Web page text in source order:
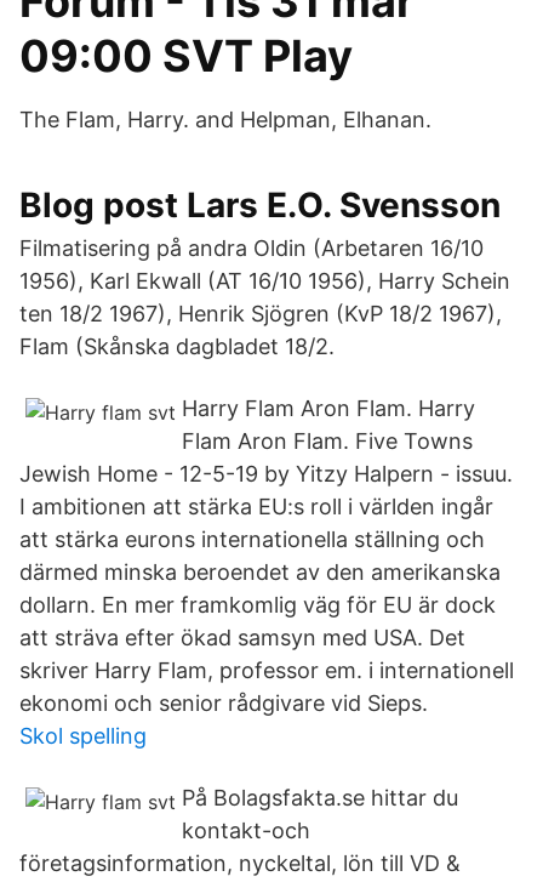
09:00 SVT Play
The Flam, Harry. and Helpman, Elhanan.
Blog post Lars E.O. Svensson
Filmatisering på andra Oldin (Arbetaren 16/10
1956), Karl Ekwall (AT 16/10 1956), Harry Schein
ten 18/2 1967), Henrik Sjögren (KvP 18/2 1967),
Flam (Skånska dagbladet 18/2.
Harry Flam Aron Flam. Harry
Flam Aron Flam. Five Towns
Jewish Home - 12-5-19 by Yitzy Halpern - issuu.
I ambitionen att stärka EU:s roll i världen ingår
att stärka eurons internationella ställning och
därmed minska beroendet av den amerikanska
dollarn. En mer framkomlig väg för EU är dock
att sträva efter ökad samsyn med USA. Det
skriver Harry Flam, professor em. i internationell
ekonomi och senior rådgivare vid Sieps.
Skol spelling
På Bolagsfakta.se hittar du
kontakt-och
företagsinformation, nyckeltal, lön till VD &